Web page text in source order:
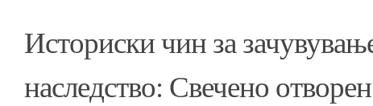
Историски чин за
наследство: Свечено